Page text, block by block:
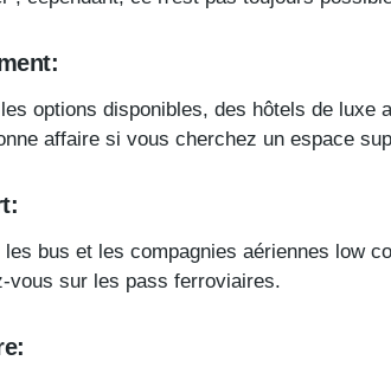
options disponibles, des hôtels de luxe
affaire si vous cherchez un espace
les bus et les compagnies aériennes low
vous sur les pass ferroviaires.